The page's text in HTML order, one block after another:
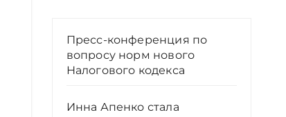
Пресс-конференция по
вопросу норм нового
Налогового кодекса
Инна Апенко стала